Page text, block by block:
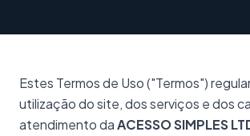
Estes Termos de Uso ("Termos")
utilização do site, dos serviços e dos
atendimento daACESSO SIMPLES